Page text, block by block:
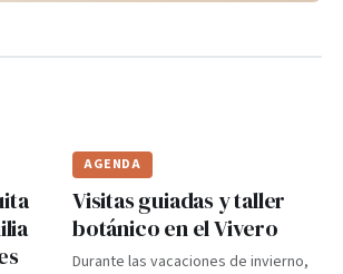
AGENDA
Visitas guiadas y taller
botánico en el Vivero
Durante las vacaciones de invierno,